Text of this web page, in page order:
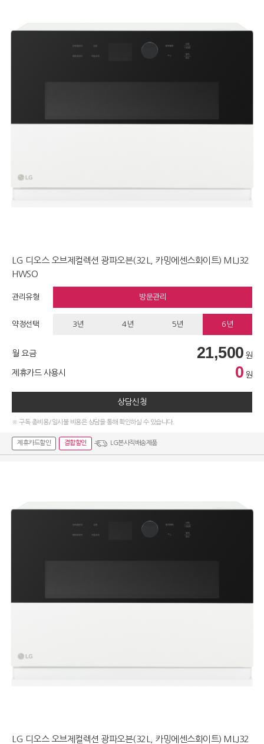
LG 디오스 오브제컬렉션 광파오븐(32L, 카밍에센스화이트) MLJ32
HWSO
관리유형 방문관리
약정선택 3년 4년 5년 6년
월 요금 21,500 원
제휴카드 사용시 0 원
상담신청
※ 구독 총비용/일시불 비용은 상담을 통해 확인하실 수 있습니다.
제휴카드할인 결합할인 LG본사직배송제품
LG 디오스 오브제컬렉션 광파오븐(32L, 카밍에센스화이트) MLJ32